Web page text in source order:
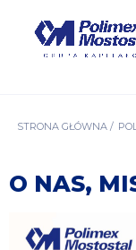
ŚCIEŻKA
STRONA GŁÓWNA
O NAS,